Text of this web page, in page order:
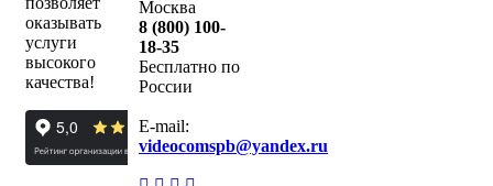
оказывать
услуги
высокого
качества!
Москва
8 (800) 100-
18-35
Бесплатно по
России
E-mail:
videocomspb@yandex.ru